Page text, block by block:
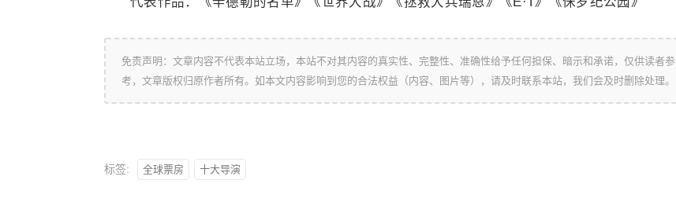
免责声明：文章内容不代表本站立场，本站不对其内容的真实性、完整性、准确性给予任何担保、暗示和承诺，仅供读者参
考，文章版权归原作者所有。如本文内容影响到您的合法权益（内容、图片等），请及时联系本站，我们会及时删除处理。
标签: 全球票房 十大导演